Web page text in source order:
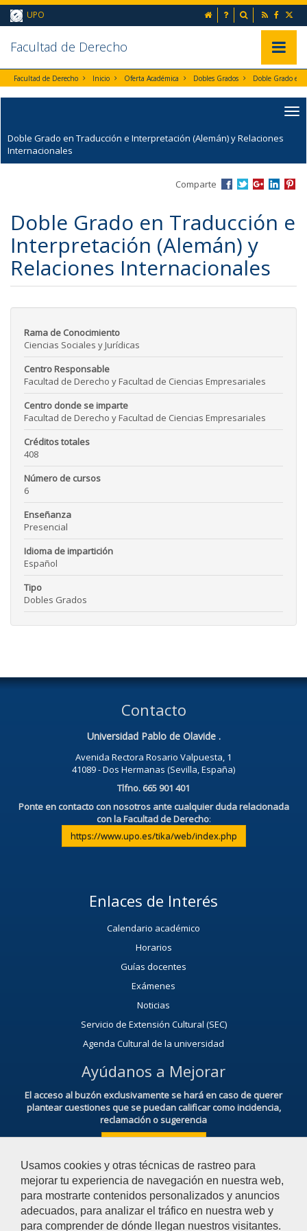
Usamos cookies y otras técnicas de rastreo para
mejorar tu experiencia de navegación en nuestra web,
para mostrarte contenidos personalizados y anuncios
adecuados, para analizar el tráfico en nuestra web y
para comprender de dónde llegan nuestros visitantes.
Ir al contenido principal de la página (alt + s)
Ir a la cabecera de la página (alt + c)
Ir al pie de la página (alt + p)
Ir al menú principal (alt + u)
UPO inicio Preguntas
Buscador
Facultad de Derecho
Facultad de Derecho Inicio Oferta Académica Dobles Grados
Doble Grado en Traducción e Interpretación (Alemán) y Relaciones
Internacionales
Comparte
Doble Grado en Traducción e
Interpretación (Alemán) y
Relaciones Internacionales
Rama de Conocimiento
Ciencias Sociales y Jurídicas
Centro Responsable
Facultad de Derecho y Facultad de Ciencias Empresariales
Centro donde se imparte
Facultad de Derecho y Facultad de Ciencias Empresariales
Créditos totales
408
Número de cursos
6
Enseñanza
Presencial
Idioma de impartición
Español
Tipo
Dobles Grados
Contacto
Universidad Pablo de Olavide .
Avenida Rectora Rosario Valpuesta, 1
41089 - Dos Hermanas (Sevilla, España)
Tlfno. 665 901 401
Ponte en contacto con nosotros ante cualquier duda relacionada
con la Facultad de Derecho:
https://www.upo.es/tika/web/index.php
Enlaces de Interés
Calendario académico
Horarios
Guías docentes
Exámenes
Noticias
Servicio de Extensión Cultural (SEC)
Agenda Cultural de la universidad
Ayúdanos a Mejorar
El acceso al buzón exclusivamente se hará en caso de querer
plantear cuestiones que se puedan calificar como incidencia,
reclamación o sugerencia